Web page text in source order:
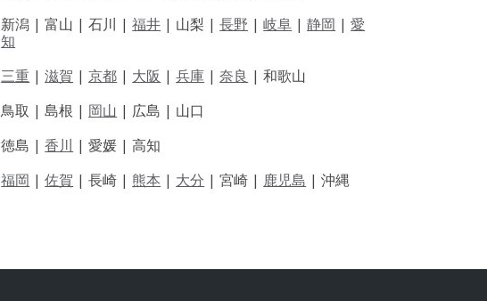
新潟 |富山 |石川 |福井 | 山梨 |長野 |岐阜 |静岡 |愛
知
三重 |滋賀 |京都 | 大阪 |兵庫 |奈良 |和歌山
鳥取 |島根 | 岡山 | 広島 | 山口
徳島 |香川 |愛媛 |高知
福岡 |佐賀 |長崎 | 熊本 | 大分 |宮崎 | 鹿児島 |沖縄